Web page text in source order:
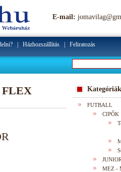
E-mail:
| Házhozszállítás| Feliratozás
FLEX Kategóriák
FUTBALL
CIPŐK
MEZ -